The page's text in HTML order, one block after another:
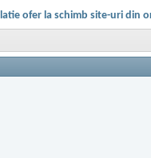
ofer la schimb site-uri din